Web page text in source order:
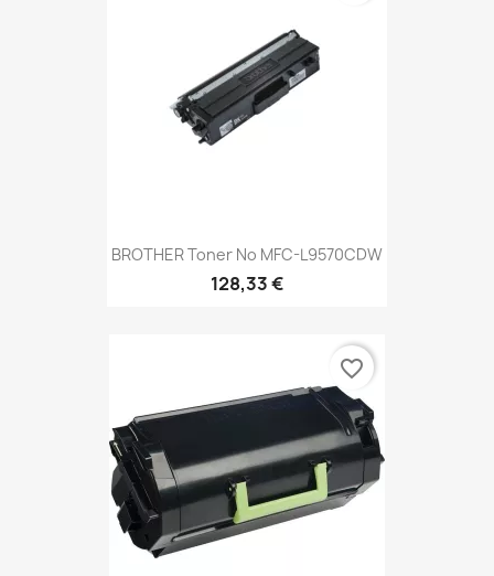
BROTHER Toner No MFC-L9570CDW
128,33 €
favorite_border